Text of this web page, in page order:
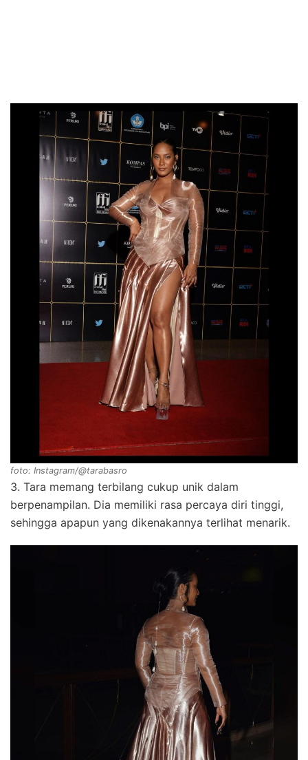
foto: Instagram/@tarabasro
3. Tara memang terbilang cukup unik dalam
berpenampilan. Dia memiliki rasa percaya diri tinggi,
sehingga apapun yang dikenakannya terlihat menarik.